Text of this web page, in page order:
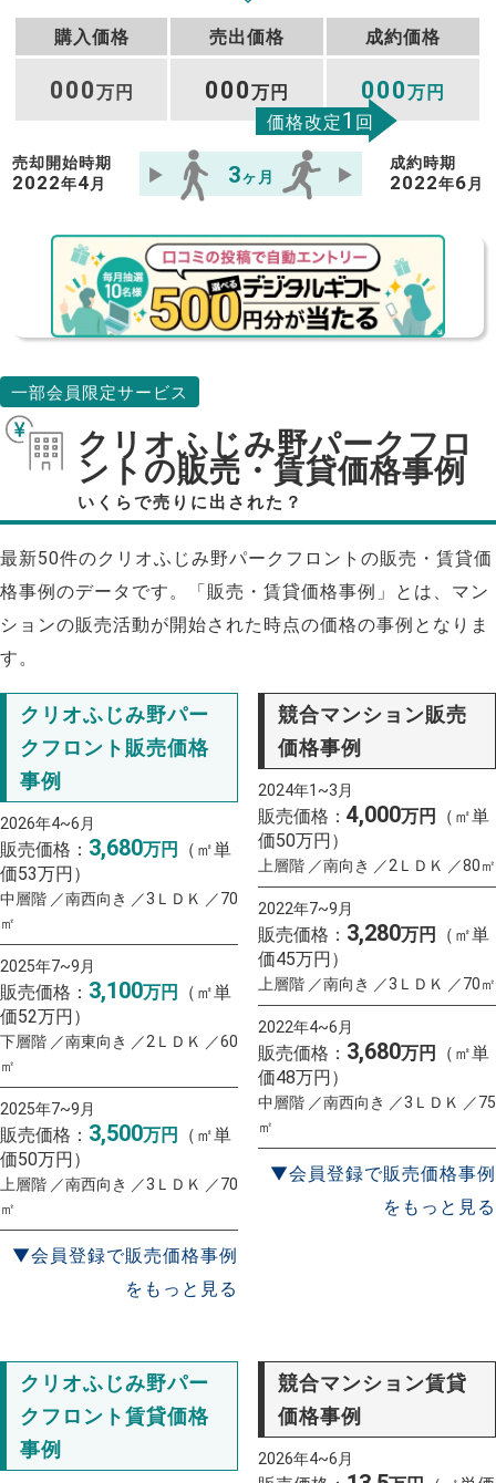
購入価格 売出価格 成約価格
000万円 000万円 000万円
価格改定1 回
売却開始時期
2022年4 月 3ヶ月
成約時期
2022年6 月
一部会員限定サービス
クリオふじみ野パークフロ
ントの販売・賃貸価格事例
いくらで売りに出された？
最新50件のクリオふじみ野パークフロントの販売・賃貸価
格事例のデータです。「販売・賃貸価格事例」とは、マン
ションの販売活動が開始された時点の価格の事例となりま
す。
クリオふじみ野パー
クフロント販売価格
事例
2026年4~6月
販売価格： 3,680万円
（㎡単
価53万円）
中層階 ／南西向き ／3ＬＤＫ ／70
㎡
2025年7~9月
販売価格： 3,100万円
（㎡単
価52万円）
下層階 ／南東向き ／2ＬＤＫ ／60
㎡
2025年7~9月
販売価格： 3,500万円
（㎡単
価50万円）
上層階 ／南西向き ／3ＬＤＫ ／70
㎡
▼会員登録で販売価格事例
をもっと見る
競合マンション販売
価格事例
2024年1~3月
販売価格： 4,000万円
（㎡単
価50万円）
上層階 ／南向き ／2ＬＤＫ ／80㎡
2022年7~9月
販売価格： 3,280万円
（㎡単
価45万円）
上層階 ／南向き ／3ＬＤＫ ／70㎡
2022年4~6月
販売価格： 3,680万円
（㎡単
価48万円）
中層階 ／南西向き ／3ＬＤＫ ／75
㎡
▼会員登録で販売価格事例
をもっと見る
クリオふじみ野パー
クフロント賃貸価格
事例
競合マンション賃貸
価格事例
2026年4~6月